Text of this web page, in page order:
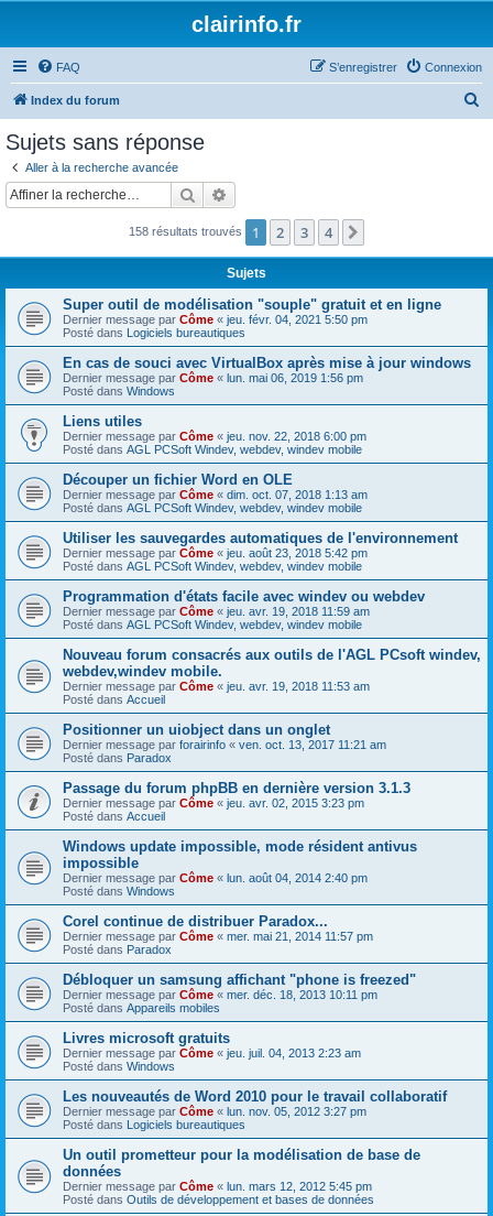
clairinfo.fr
FAQ Connexion
S’enregistrer
Index du forum
c
Sujets sans réponse
Aller à la recherche avancée
Rechercher
158 résultats trouvés 1 2 3 4
Sujets
Super outil de modélisation "souple" gratuit et en ligne
Dernier message par Côme « jeu. févr. 04, 2021 5:50 pm
Posté dans Logiciels bureautiques
En cas de souci avec VirtualBox après mise à jour windows
Dernier message par Côme « lun. mai 06, 2019 1:56 pm
Posté dans Windows
Liens utiles
Dernier message par Côme « jeu. nov. 22, 2018 6:00 pm
Posté dans AGL PCSoft Windev, webdev, windev mobile
Découper un fichier Word en OLE
Dernier message par Côme « dim. oct. 07, 2018 1:13 am
Posté dans AGL PCSoft Windev, webdev, windev mobile
Utiliser les sauvegardes automatiques de l'environnement
Dernier message par Côme « jeu. août 23, 2018 5:42 pm
Posté dans AGL PCSoft Windev, webdev, windev mobile
Programmation d'états facile avec windev ou webdev
Dernier message par Côme « jeu. avr. 19, 2018 11:59 am
Posté dans AGL PCSoft Windev, webdev, windev mobile
Nouveau forum consacrés aux outils de l'AGL PCsoft windev,
webdev,windev mobile.
Dernier message par Côme « jeu. avr. 19, 2018 11:53 am
Posté dans Accueil
Positionner un uiobject dans un onglet
Dernier message par forairinfo « ven. oct. 13, 2017 11:21 am
Posté dans Paradox
Passage du forum phpBB en dernière version 3.1.3
Dernier message par Côme « jeu. avr. 02, 2015 3:23 pm
Posté dans Accueil
Windows update impossible, mode résident antivus
impossible
Dernier message par Côme « lun. août 04, 2014 2:40 pm
Posté dans Windows
Corel continue de distribuer Paradox...
Dernier message par Côme « mer. mai 21, 2014 11:57 pm
Posté dans Paradox
Débloquer un samsung affichant "phone is freezed"
Dernier message par Côme « mer. déc. 18, 2013 10:11 pm
Posté dans Appareils mobiles
Livres microsoft gratuits
Dernier message par Côme « jeu. juil. 04, 2013 2:23 am
Posté dans Windows
Les nouveautés de Word 2010 pour le travail collaboratif
Dernier message par Côme « lun. nov. 05, 2012 3:27 pm
Posté dans Logiciels bureautiques
Un outil prometteur pour la modélisation de base de
données
Dernier message par Côme « lun. mars 12, 2012 5:45 pm
Posté dans Outils de développement et bases de données